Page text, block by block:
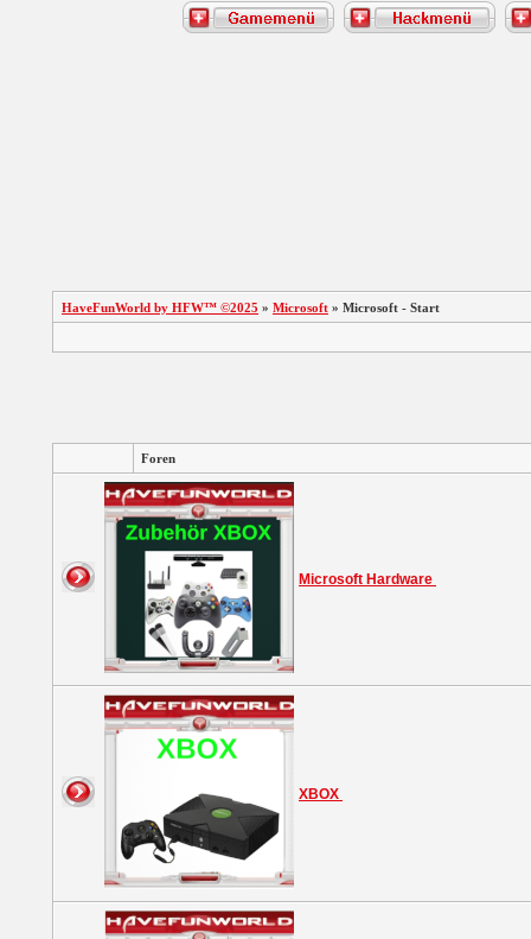
HaveFunWorld by HFW™ ©2025 » Microsoft » Microsoft - Start
Foren
Microsoft Hardware
XBOX